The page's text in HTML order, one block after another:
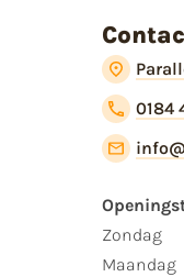
0184
Zondag
Maandag